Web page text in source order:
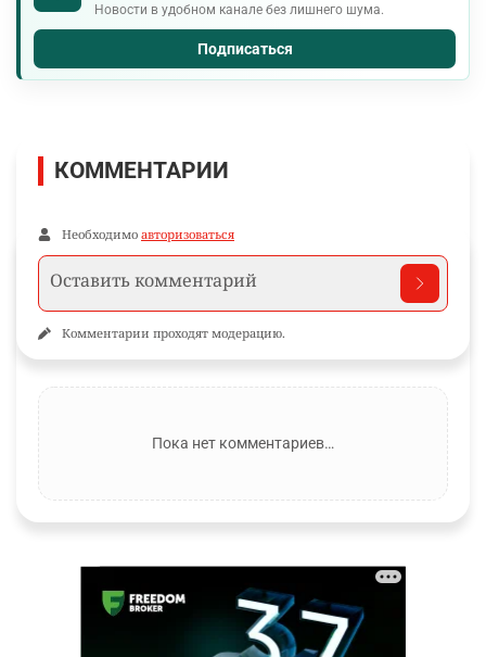
Новости в удобном канале без лишнего шума.
Подписаться
КОММЕНТАРИИ
Необходимо авторизоваться
Комментарии проходят модерацию.
Пока нет комментариев…